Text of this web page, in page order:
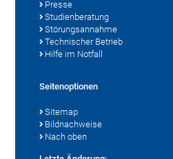
Presse
Studienberatung
Störungsannahme
Technischer Betrieb
Hilfe im Notfall
Seitenoptionen
Sitemap
Bildnachweise
Nach oben